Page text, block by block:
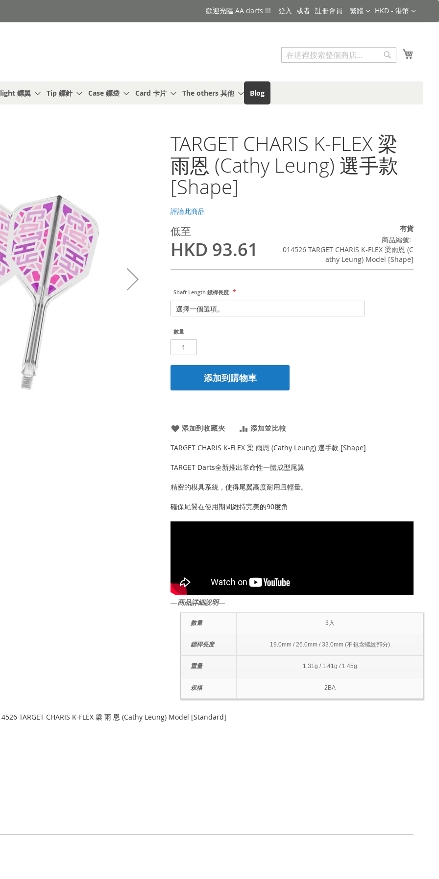
金額
HKD - 港幣
語言
繁體
歡迎光臨 AA darts !!! 登入 註冊會員
搜索
鏢翼 Tip 鏢針 Case 鏢袋 Card 卡片 The others 其他 Blog
TARGET CHARIS K-FLEX 梁
雨恩 (Cathy Leung) 選手款
[Shape]
評論此商品
低至
HKD 93.61
有貨
商品編號
014526 TARGET CHARIS K-FLEX 梁雨恩 (C
athy Leung) Model [Shape]
Shaft Length 鏢桿長度
數量
添加到購物車
添加到收藏夾 添加並比較
TARGET CHARIS K-FLEX 梁 雨恩 (Cathy Leung) 選手款 [Shape]
TARGET Darts全新推出革命性一體成型尾翼
精密的模具系統，使得尾翼高度耐用且輕量。
確保尾翼在使用期間維持完美的90度角
―商品詳細說明―
數量 3入
鏢桿長度 19.0mm / 26.0mm / 33.0mm (不包含螺紋部分)
重量 1.31g / 1.41g / 1.45g
規格 2BA
TARGET CHARIS K-FLEX 梁 雨 恩 (Cathy Leung) Model [Standard]